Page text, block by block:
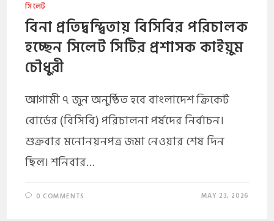
সিলেট
বিনা প্রতিদ্বন্দ্বিতায় বিসিবির পরিচালক
হচ্ছেন সিলেট সিটির প্রশাসক কাইয়ুম
চৌধুরী
আগামী ৭ জুন অনুষ্ঠিত হবে বাংলাদেশ ক্রিকেট
বোর্ডের (বিসিবি) পরিচালনা পর্ষদের নির্বাচন।
শুক্রবার মনোনয়নপত্র জমা নেওয়ার শেষ দিন
ছিল। শনিবার…
0 COMMENTS MAY 23, 2026